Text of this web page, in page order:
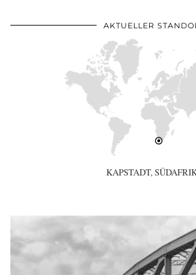
AKTUELLER
KAPSTADT,